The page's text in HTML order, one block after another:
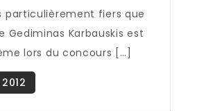
particulièrement fiers que
Gediminas Karbauskis est
lors du concours […]